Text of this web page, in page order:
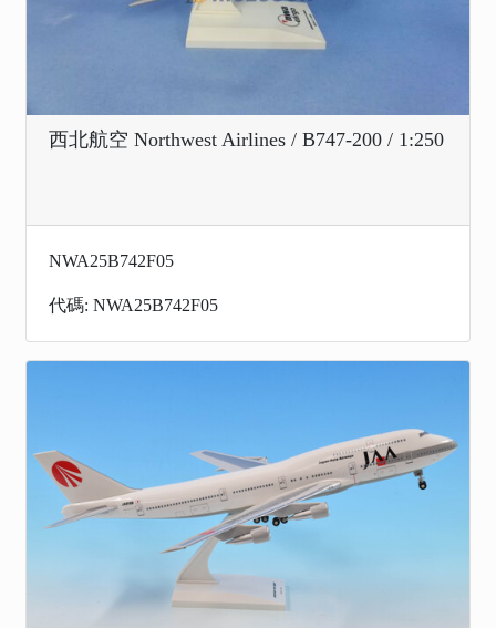
西北航空 Northwest Airlines / B747-200 / 1:250
NWA25B742F05
代碼: NWA25B742F05